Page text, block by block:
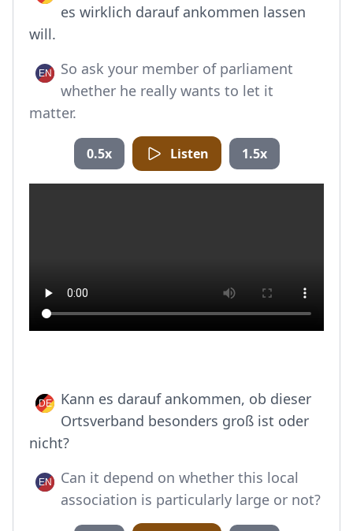
es wirklich darauf ankommen lassen
will.
So ask your member of parliament
whether he really wants to let it
matter.
0.5x Listen 1.5x
Kann es darauf ankommen, ob dieser
Ortsverband besonders groß ist oder
nicht?
Can it depend on whether this local
association is particularly large or not?